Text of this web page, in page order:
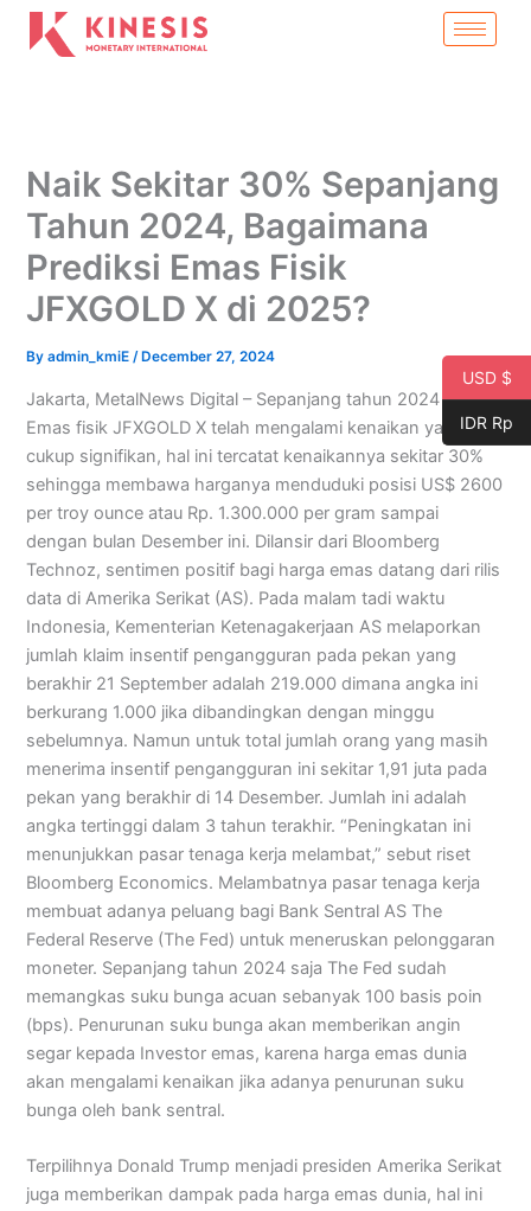
Skip
Naik Sekitar 30% Sepanjang
Tahun 2024, Bagaimana
Prediksi Emas Fisik
JFXGOLD X di 2025?
Byadmin_kmiE/ December 27, 2024
Jakarta, MetalNews Digital – Sepanjang tahun 2024 harga
Emas fisik JFXGOLD X telah mengalami kenaikan yang
cukup signifikan, hal ini tercatat kenaikannya sekitar 30%
sehingga membawa harganya menduduki posisi US$ 2600
per troy ounce atau Rp. 1.300.000 per gram sampai
dengan bulan Desember ini. Dilansir dari Bloomberg
Technoz, sentimen positif bagi harga emas datang dari rilis
data di Amerika Serikat (AS). Pada malam tadi waktu
Indonesia, Kementerian Ketenagakerjaan AS melaporkan
jumlah klaim insentif pengangguran pada pekan yang
berakhir 21 September adalah 219.000 dimana angka ini
berkurang 1.000 jika dibandingkan dengan minggu
sebelumnya. Namun untuk total jumlah orang yang masih
menerima insentif pengangguran ini sekitar 1,91 juta pada
pekan yang berakhir di 14 Desember. Jumlah ini adalah
angka tertinggi dalam 3 tahun terakhir. “Peningkatan ini
menunjukkan pasar tenaga kerja melambat,” sebut riset
Bloomberg Economics. Melambatnya pasar tenaga kerja
membuat adanya peluang bagi Bank Sentral AS The
Federal Reserve (The Fed) untuk meneruskan pelonggaran
moneter. Sepanjang tahun 2024 saja The Fed sudah
memangkas suku bunga acuan sebanyak 100 basis poin
(bps). Penurunan suku bunga akan memberikan angin
segar kepada Investor emas, karena harga emas dunia
akan mengalami kenaikan jika adanya penurunan suku
bunga oleh bank sentral.
Terpilihnya Donald Trump menjadi presiden Amerika Serikat
juga memberikan dampak pada harga emas dunia, hal ini
USD $
IDR Rp